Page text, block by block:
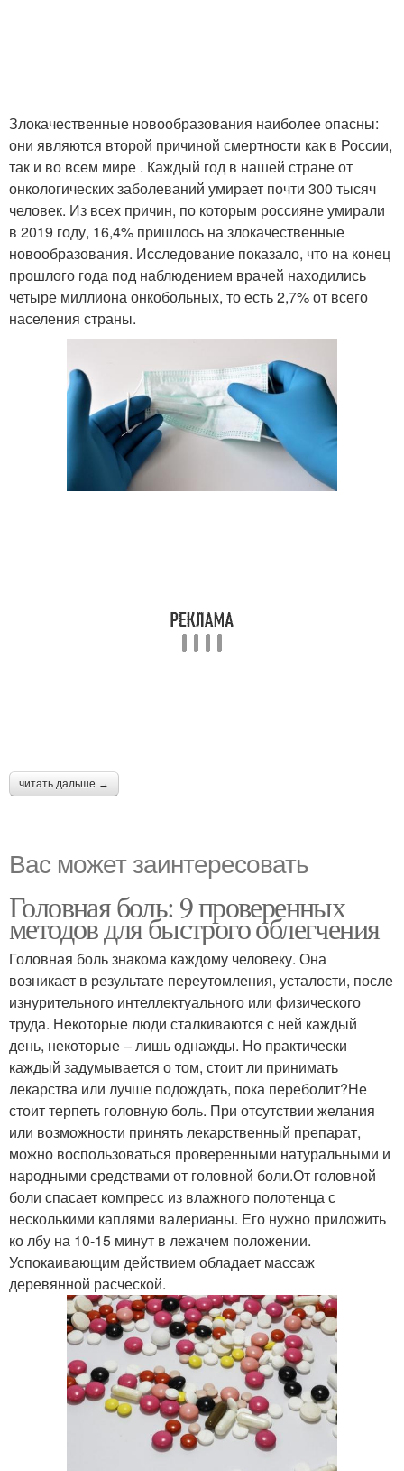
Злокачественные новообразования наиболее опасны:
они являются второй причиной смертности как в России,
так и во всем мире . Каждый год в нашей стране от
онкологических заболеваний умирает почти 300 тысяч
человек. Из всех причин, по которым россияне умирали
в 2019 году, 16,4% пришлось на злокачественные
новообразования. Исследование показало, что на конец
прошлого года под наблюдением врачей находились
четыре миллиона онкобольных, то есть 2,7% от всего
населения страны.
читать дальше →
Вас может заинтересовать
Головная боль: 9 проверенных
методов для быстрого облегчения
Головная боль знакома каждому человеку. Она
возникает в результате переутомления, усталости, после
изнурительного интеллектуального или физического
труда. Некоторые люди сталкиваются с ней каждый
день, некоторые – лишь однажды. Но практически
каждый задумывается о том, стоит ли принимать
лекарства или лучше подождать, пока переболит?Не
стоит терпеть головную боль. При отсутствии желания
или возможности принять лекарственный препарат,
можно воспользоваться проверенными натуральными и
народными средствами от головной боли.От головной
боли спасает компресс из влажного полотенца с
несколькими каплями валерианы. Его нужно приложить
ко лбу на 10-15 минут в лежачем положении.
Успокаивающим действием обладает массаж
деревянной расческой.